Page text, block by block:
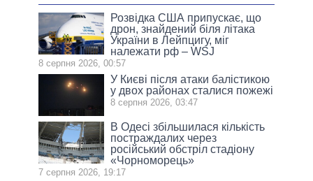
Розвідка США припускає, що
дрон, знайдений біля літака
України в Лейпцигу, міг
належати рф – WSJ
8 серпня 2026, 00:57
У Києві після атаки балістикою
у двох районах сталися пожежі
8 серпня 2026, 03:47
В Одесі збільшилася кількість
постраждалих через
російський обстріл стадіону
«Чорноморець»
7 серпня 2026, 19:17